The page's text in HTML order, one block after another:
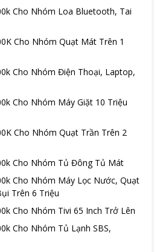
Cho Nhóm Loa Bluetooth, Tai
Cho Nhóm Quạt Mát Trên 1
Cho Nhóm Điện Thoại, Laptop,
Cho Nhóm Máy Giặt 10 Triệu
Cho Nhóm Quạt Trần Trên 2
Cho Nhóm Tủ Đông Tủ Mát
Cho Nhóm Máy Lọc Nước, Quạt
Trên 6 Triệu
Cho Nhóm Tivi 65 Inch Trở Lên
Cho Nhóm Tủ Lạnh SBS,